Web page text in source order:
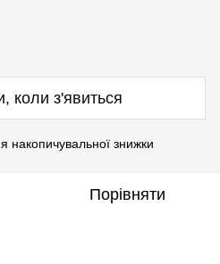
коли з'явиться
накопичувальної знижки
Порівняти